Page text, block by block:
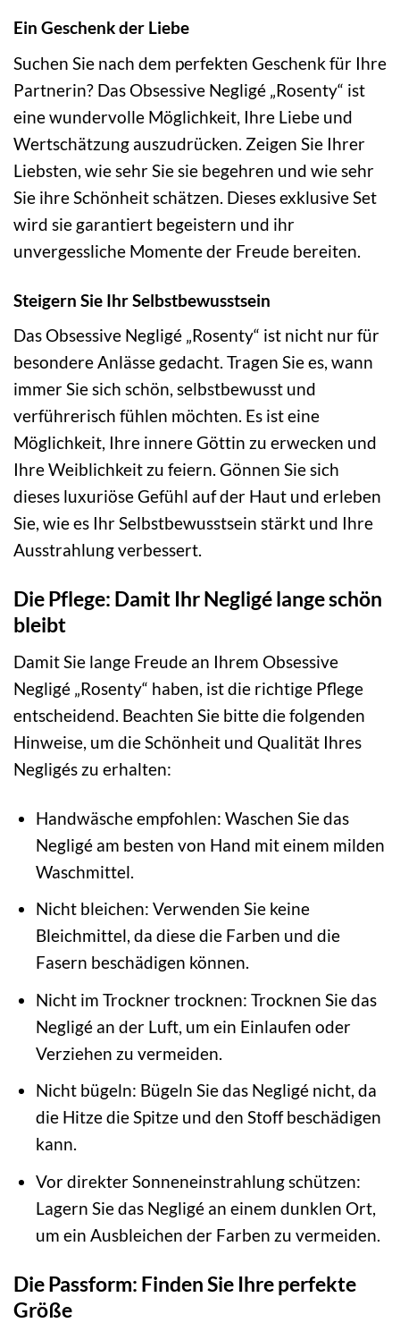
Ein Geschenk der Liebe
Suchen Sie nach dem perfekten Geschenk für Ihre
Partnerin? Das Obsessive Negligé „Rosenty“ ist
eine wundervolle Möglichkeit, Ihre Liebe und
Wertschätzung auszudrücken. Zeigen Sie Ihrer
Liebsten, wie sehr Sie sie begehren und wie sehr
Sie ihre Schönheit schätzen. Dieses exklusive Set
wird sie garantiert begeistern und ihr
unvergessliche Momente der Freude bereiten.
Steigern Sie Ihr Selbstbewusstsein
Das Obsessive Negligé „Rosenty“ ist nicht nur für
besondere Anlässe gedacht. Tragen Sie es, wann
immer Sie sich schön, selbstbewusst und
verführerisch fühlen möchten. Es ist eine
Möglichkeit, Ihre innere Göttin zu erwecken und
Ihre Weiblichkeit zu feiern. Gönnen Sie sich
dieses luxuriöse Gefühl auf der Haut und erleben
Sie, wie es Ihr Selbstbewusstsein stärkt und Ihre
Ausstrahlung verbessert.
Die Pflege: Damit Ihr Negligé lange schön
bleibt
Damit Sie lange Freude an Ihrem Obsessive
Negligé „Rosenty“ haben, ist die richtige Pflege
entscheidend. Beachten Sie bitte die folgenden
Hinweise, um die Schönheit und Qualität Ihres
Negligés zu erhalten:
Handwäsche empfohlen: Waschen Sie das
Negligé am besten von Hand mit einem milden
Waschmittel.
Nicht bleichen: Verwenden Sie keine
Bleichmittel, da diese die Farben und die
Fasern beschädigen können.
Nicht im Trockner trocknen: Trocknen Sie das
Negligé an der Luft, um ein Einlaufen oder
Verziehen zu vermeiden.
Nicht bügeln: Bügeln Sie das Negligé nicht, da
die Hitze die Spitze und den Stoff beschädigen
kann.
Vor direkter Sonneneinstrahlung schützen:
Lagern Sie das Negligé an einem dunklen Ort,
um ein Ausbleichen der Farben zu vermeiden.
Die Passform: Finden Sie Ihre perfekte
Größe